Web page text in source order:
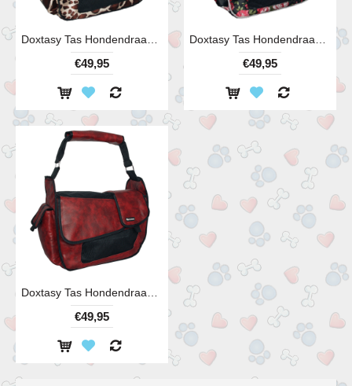
€49,95 €49,95
€49,95